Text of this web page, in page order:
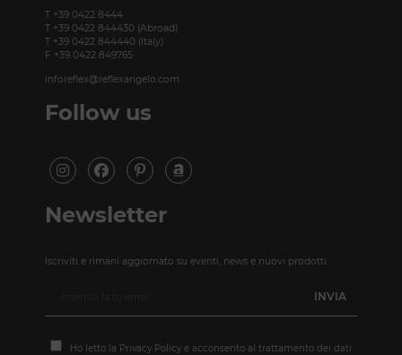
T +39 0422 8444
T +39 0422 844430 (Abroad)
T +39 0422 844440 (Italy)
F +39 0422 849765
inforeflex@reflexangelo.com
Follow us
Newsletter
Iscriviti e rimani aggiornato su eventi, news e nuovi prodotti.
Ho letto la Privacy Policy e acconsento al trattamento dei dati